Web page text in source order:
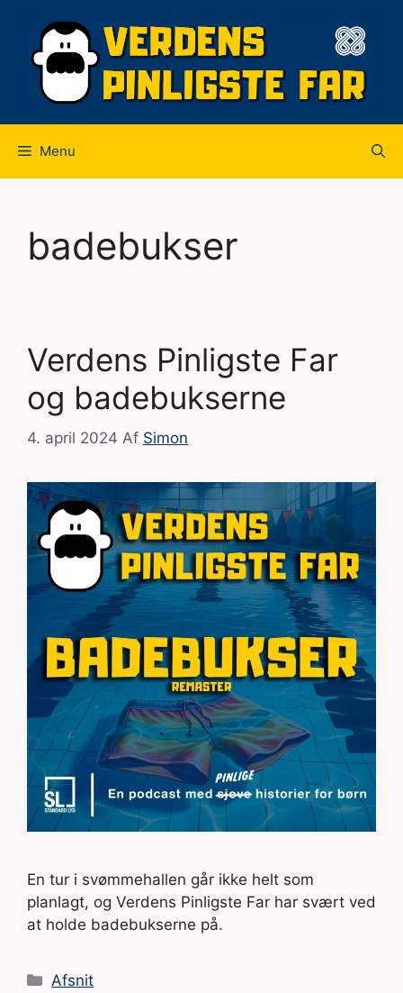
indhold
Menu
badebukser
Verdens Pinligste Far
og badebukserne
4. april 2024 Af Simon
En tur i svømmehallen går ikke helt som
planlagt, og Verdens Pinligste Far har svært ved
at holde badebukserne på.
Kategorier
Afsnit